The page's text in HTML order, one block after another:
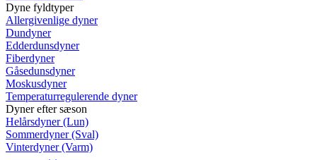
Dyne fyldtyper
Allergivenlige dyner
Dundyner
Edderdunsdyner
Fiberdyner
Gåsedunsdyner
Moskusdyner
Temperaturregulerende dyner
Dyner efter sæson
Helårsdyner (Lun)
Sommerdyner (Sval)
Vinterdyner (Varm)